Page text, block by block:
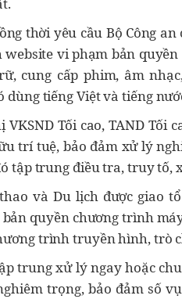
thời yêu cầu Bộ Công
website vi phạm bản
cung cấp phim, âm
tiếng Việt và tiếng
VKSND Tối cao, TAND
trí tuệ, bảo đảm xử lý
tập trung điều tra, truy tố,
và Du lịch được giao
quyền chương trình
trình truyền hình, trò
trung xử lý ngay hoặc
trọng, bảo đảm số